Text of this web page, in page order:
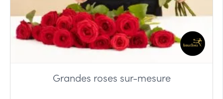
Grandes roses sur-mesure